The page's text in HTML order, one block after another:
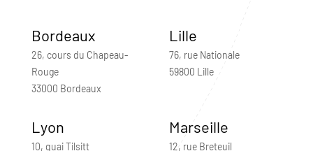
Bordeaux
26, cours du Chapeau-
Rouge
33000 Bordeaux
Lille
76, rue Nationale
59800 Lille
Lyon
10, quai Tilsitt
Marseille
12, rue Breteuil